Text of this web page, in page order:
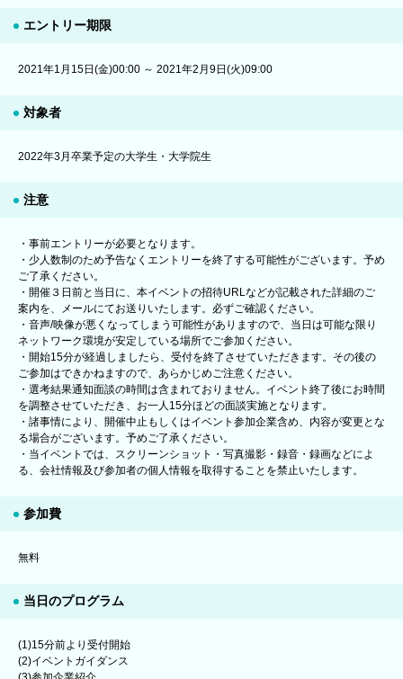
エントリー期限
2021年1月15日(金)00:00 ～ 2021年2月9日(火)09:00
対象者
2022年3月卒業予定の大学生・大学院生
注意
・事前エントリーが必要となります。
・少人数制のため予告なくエントリーを終了する可能性がございます。予め
ご了承ください。
・開催３日前と当日に、本イベントの招待URLなどが記載された詳細のご
案内を、メールにてお送りいたします。必ずご確認ください。
・音声/映像が悪くなってしまう可能性がありますので、当日は可能な限り
ネットワーク環境が安定している場所でご参加ください。
・開始15分が経過しましたら、受付を終了させていただきます。その後の
ご参加はできかねますので、あらかじめご注意ください。
・選考結果通知面談の時間は含まれておりません。イベント終了後にお時間
を調整させていただき、お一人15分ほどの面談実施となります。
・諸事情により、開催中止もしくはイベント参加企業含め、内容が変更とな
る場合がございます。予めご了承ください。
・当イベントでは、スクリーンショット・写真撮影・録音・録画などによ
る、会社情報及び参加者の個人情報を取得することを禁止いたします。
参加費
無料
当日のプログラム
(1)15分前より受付開始
(2)イベントガイダンス